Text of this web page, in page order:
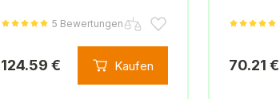
5 Bewertungen
124.59 € Kaufen 70.21 €